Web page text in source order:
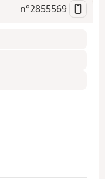
n°2855569